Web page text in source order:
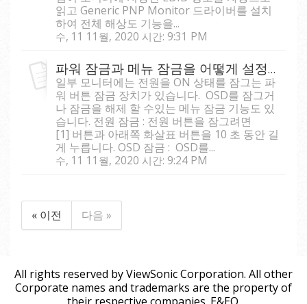
읽고 Generic PNP Monitor 드라이버를 설치
하여 전체 해상도 기능을...
수, 11 11월, 2020 시간: 9:31 PM
파워 잠금과 메뉴 잠금을 어떻게 설정하나요?
일부 모니터에는 전원을 ON 상태를 잠그는 파
워 버튼 잠금 장치가 있습니다. OSD를 잠그거
나 잠금을 해제 할 수있는 메뉴 잠금 기능도 있
습니다. 전원 잠금 : 전원 버튼을 잠그려면
[1] 버튼과 아래쪽 화살표 버튼을 10 초 동안 길
게 누릅니다. OSD 잠금 : OSD를...
수, 11 11월, 2020 시간: 9:24 PM
« 이전 다음 »
All rights reserved by ViewSonic Corporation. All other
Corporate names and trademarks are the property of